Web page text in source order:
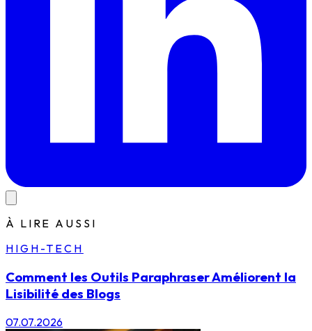
À LIRE AUSSI
HIGH-TECH
Comment les Outils Paraphraser Améliorent la
Lisibilité des Blogs
07.07.2026